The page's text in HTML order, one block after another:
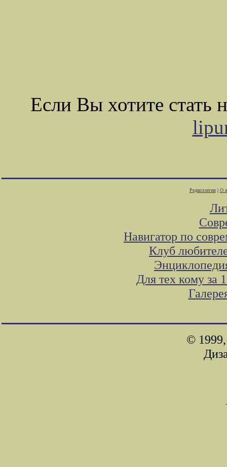
Если Вы хотите стать
Редколлегия| О
Навигатор по
Клуб
Для тех кому за
©